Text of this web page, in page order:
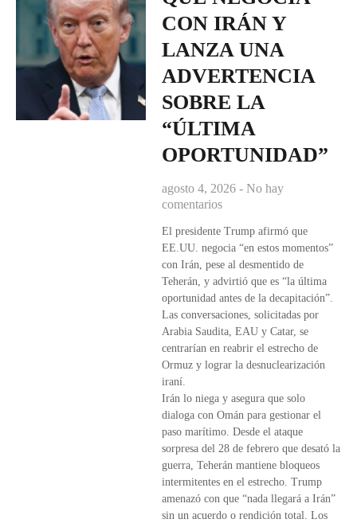
CON IRÁN Y
LANZA UNA
ADVERTENCIA
SOBRE LA
“ÚLTIMA
OPORTUNIDAD”
agosto 4, 2026 No hay
comentarios
El presidente Trump afirmó que
EE.UU. negocia “en estos momentos”
con Irán, pese al desmentido de
Teherán, y advirtió que es “la última
oportunidad antes de la decapitación”.
Las conversaciones, solicitadas por
Arabia Saudita, EAU y Catar, se
centrarían en reabrir el estrecho de
Ormuz y lograr la desnuclearización
iraní.
Irán lo niega y asegura que solo
dialoga con Omán para gestionar el
paso marítimo. Desde el ataque
sorpresa del 28 de febrero que desató la
guerra, Teherán mantiene bloqueos
intermitentes en el estrecho. Trump
amenazó con que “nada llegará a Irán”
sin un acuerdo o rendición total. Los